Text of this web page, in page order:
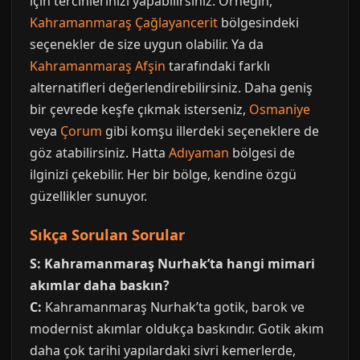
Kahramanmaraş Çağlayancerit bölgesindeki
seçenekler de size uygun olabilir. Ya da
Kahramanmaraş Afşin tarafındaki farklı
alternatifleri değerlendirebilirsiniz. Daha geniş
bir çevrede keşfe çıkmak isterseniz, Osmaniye
veya Çorum gibi komşu illerdeki seçeneklere de
göz atabilirsiniz. Hatta Adıyaman bölgesi de
ilginizi çekebilir. Her bir bölge, kendine özgü
güzellikler sunuyor.
Sıkça Sorulan Sorular
S: Kahramanmaraş Nurhak’ta hangi mimari
akımlar daha baskın?
C: Kahramanmaraş Nurhak’ta gotik, barok ve
modernist akımlar oldukça baskındır. Gotik akım
daha çok tarihi yapılardaki sivri kemerlerde,